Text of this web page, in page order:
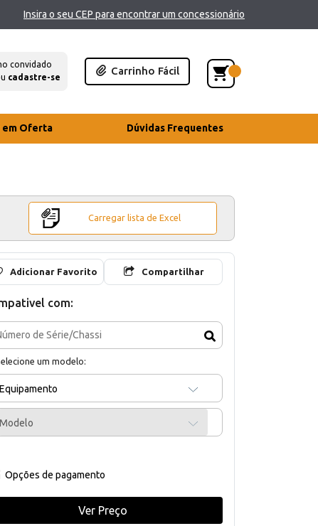
Insira o seu CEP para encontrar um concessionário
convidado
cadastre-se
Carrinho Fácil
em Oferta Dúvidas Frequentes
Carregar lista de Excel
Adicionar Favorito Compartilhar
com:
um modelo:
Equipamento
Modelo
Opções de pagamento
Ver Preço